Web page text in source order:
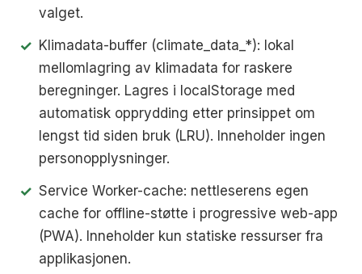
valget.
Klimadata-buffer (climate_data_*): lokal
mellomlagring av klimadata for raskere
beregninger. Lagres i localStorage med
automatisk opprydding etter prinsippet om
lengst tid siden bruk (LRU). Inneholder ingen
personopplysninger.
Service Worker-cache: nettleserens egen
cache for offline-støtte i progressive web-app
(PWA). Inneholder kun statiske ressurser fra
applikasjonen.